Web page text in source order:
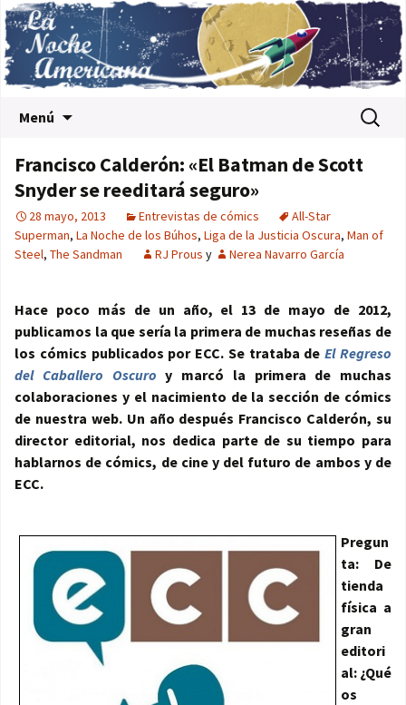
Menú Buscar:
Francisco Calderón: «El Batman de Scott
Snyder se reeditará seguro»
28 mayo, 2013 Entrevistas de cómics
All-Star
Superman, La Noche de los Búhos, Liga de la Justicia Oscura, Man of
Steel, The Sandman RJ Prous y Nerea Navarro García
Hace poco más de un año, el 13 de mayo de 2012,
publicamos la que sería la primera de muchas reseñas de
los cómics publicados por ECC. Se trataba deEl Regreso
del Caballero Oscuro y marcó la primera de muchas
colaboraciones y el nacimiento de la sección de cómics
de nuestra web. Un año después Francisco Calderón, su
director editorial, nos dedica parte de su tiempo para
hablarnos de cómics, de cine y del futuro de ambos y de
ECC.
Pregun
ta: De
tienda
física a
gran
editori
al: ¿Qué
os